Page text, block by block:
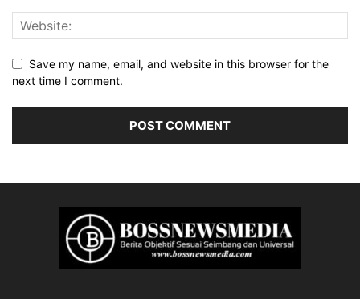
Save my name, email, and website in this browser for the
next time I comment.